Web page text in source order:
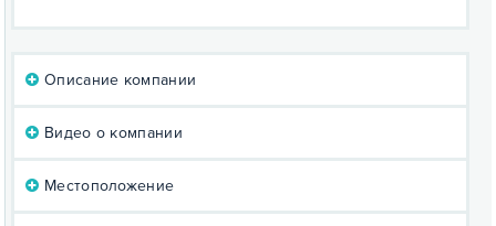
Описание компании
Видео о компании
Местоположение